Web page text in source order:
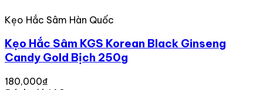
Kẹo Hắc Sâm Hàn Quốc
Kẹo Hắc Sâm KGS Korean Black Ginseng
Candy Gold Bịch 250g
180,000₫